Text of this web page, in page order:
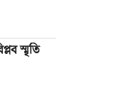
স্মৃতি